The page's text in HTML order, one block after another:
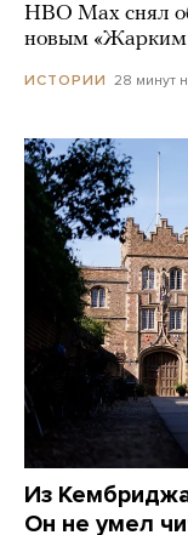
HBO Max снял
новым «Жарким
ИСТОРИИ 28 минут
Из
Он не умел